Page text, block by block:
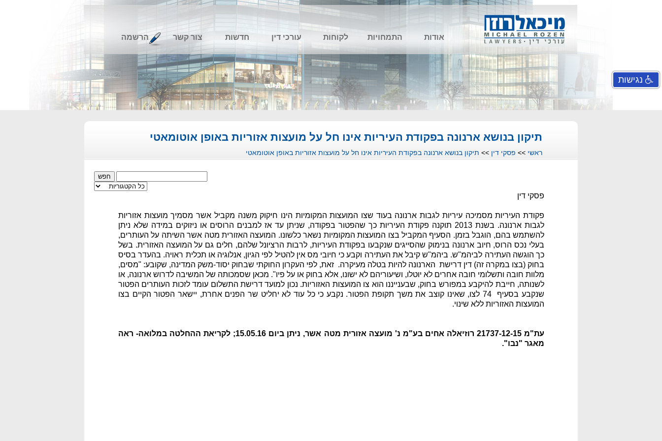
אודות התמחויות לקוחות עורכי דין חדשות צור קשר הרשמה
תיקון בנושא ארנונה בפקודת העיריות אינו חל על מועצות אזוריות באופן אוטומאטי
ראשי >> פסקי דין >> תיקון בנושא ארנונה בפקודת העיריות אינו חל על מועצות אזוריות באופן אוטומאטי
פסקי דין
פקודת העיריות מסמיכה עיריות לגבות ארנונה בעוד שצו המועצות המקומיות הינו חיקוק משנה מקביל אשר מסמיך מועצות אזוריות
לגבות ארנונה. בשנת 2013 תוקנה פקודת העיריות כך שהפטור בפקודה, שניתן עד אז למבנים הרוסים או ניזוקים במידה שלא ניתן
להשתמש בהם, הוגבל בזמן. הסעיף המקביל בצו המועצות המקומיות נשאר כלשונו. המועצה האזורית מטה אשר השיתה על העותרים,
בעלי נכס הרוס, חיוב ארנונה בנימוק שהסייגים שנקבעו בפקודת העיריות, לרבות הרציונל שלהם, חלים גם על המועצה האזורית. בשל
כך הוגשה העתירה לביהמ"ש. ביהמ"ש קיבל את העתירה וקבע כי חיובי מס אין להטיל לפי הגיון, אנלוגיה או תכלית ראויה. בהעדר בסיס
בחוק (בצו במקרה זה) דין דרישת הארנונה להיות בטלה מעיקרה. זאת, לפי העקרון החוקתי שבחוק יסוד-משק המדינה, שקובע: "מסים,
מלוות חובה ותשלומי חובה אחרים לא יוטלו, ושיעוריהם לא ישונו, אלא בחוק או על פיו". מכאן שסמכותה של המשיבה לדרוש ארנונה, או
לשנותה, חייבת להיקבע במפורש בחוק, שבענייננו הוא צו המועצות האזוריות. נכון למועד דרישת התשלום עומד לזכות העותרים הפטור
שנקבע בסעיף 74
לצו, שאינו קוצב את משך תקופת הפטור. נקבע כי כל עוד לא יחליט שר הפנים אחרת, יישאר הפטור הקיים בצו
המועצות האזוריות ללא שינוי.
עת"מ 21737-12-15 רוזיאלה אחים בע"מ נ' מועצה אזורית מטה אשר, ניתן ביום 15.05.16;
לקריאת ההחלטה במלואה- ראה
מאגר "נבו".
נגישות